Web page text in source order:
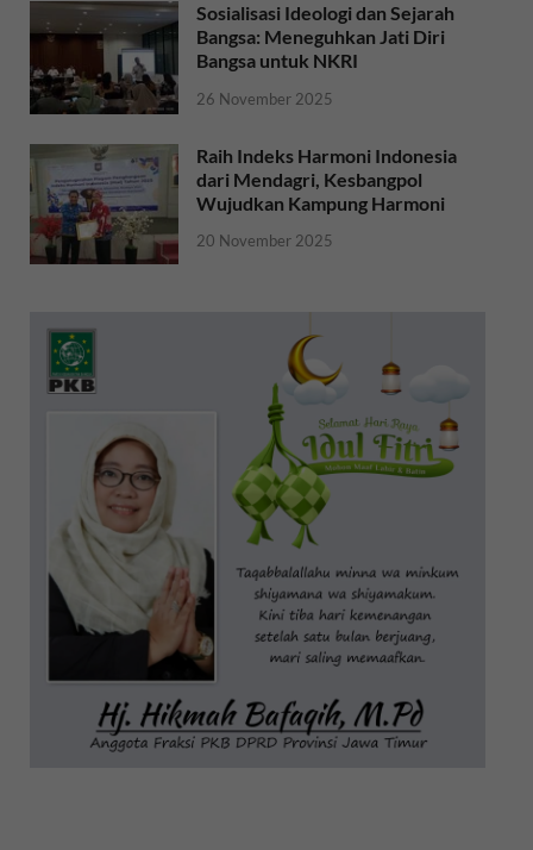
Sosialisasi Ideologi dan Sejarah
Bangsa: Meneguhkan Jati Diri
Bangsa untuk NKRI
26 November 2025
Raih Indeks Harmoni Indonesia
dari Mendagri, Kesbangpol
Wujudkan Kampung Harmoni
20 November 2025